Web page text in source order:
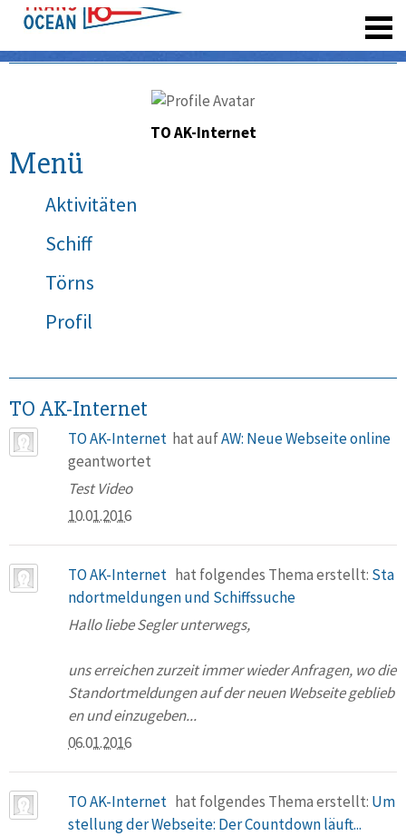
TO AK-Internet
Menü
Aktivitäten
Schiff
Törns
Profil
TO AK-Internet
TO AK-Internet hat aufAW: Neue Webseite online
geantwortet
Test Video
10.01.2016
TO AK-Internet hat folgendes Thema erstellt: Sta
ndortmeldungen und Schiffssuche
Hallo liebe Segler unterwegs,
uns erreichen zurzeit immer wieder Anfragen, wo die
Standortmeldungen auf der neuen Webseite geblieb
en und einzugeben...
06.01.2016
TO AK-Internet hat folgendes Thema erstellt: Um
stellung der Webseite: Der Countdown läuft...